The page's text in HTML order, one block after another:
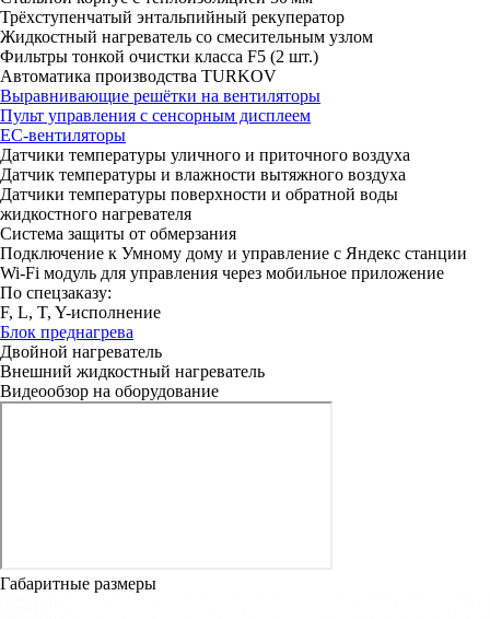
Трёхступенчатый энтальпийный рекуператор
Жидкостный нагреватель со смесительным узлом
Фильтры тонкой очистки класса F5 (2 шт.)
Автоматика производства TURKOV
Выравнивающие решётки на вентиляторы
Пульт управления с сенсорным дисплеем
ЕС-вентиляторы
Датчики температуры уличного и приточного воздуха
Датчик температуры и влажности вытяжного воздуха
Датчики температуры поверхности и обратной воды
жидкостного нагревателя
Система защиты от обмерзания
Подключение к Умному дому и управление с Яндекс станции
Wi-Fi модуль для управления через мобильное приложение
По спецзаказу:
F, L, T, Y-исполнение
Блок преднагрева
Двойной нагреватель
Внешний жидкостный нагреватель
Видеообзор на оборудование
Габаритные размеры